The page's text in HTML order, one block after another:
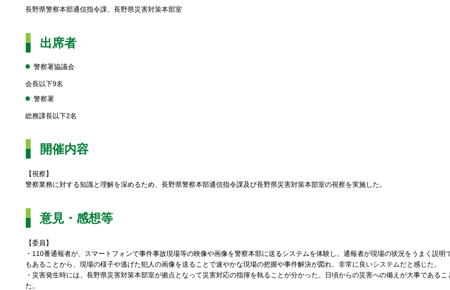
長野県警察本部通信指令課、長野県災害対策本部室
出席者
警察署協議会
会長以下9名
警察署
総務課長以下2名
開催内容
【視察】
警察業務に対する知識と理解を深めるため、長野県警察本部通信指令課及び長野県災害対策本部室の視察を実施した。
意見・感想等
【委員】
・110番通報者が、スマートフォンで事件事故現場等の映像や画像を警察本部に送るシステムを体験し。通報者が現場の状況をうまく説明
もあることから、現場の様子や逃げた犯人の画像を送ることで速やかな現場の把握や事件解決が図れ、非常に良いシステムだと感じた。
・災害発生時には、長野県災害対策本部室が拠点となって災害対応の指揮を執ることが分かった。日頃からの災害への備えが大事であるこ
た。